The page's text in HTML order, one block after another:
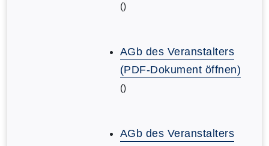
()
AGb des Veranstalters
(PDF-Dokument öffnen)
()
AGb des Veranstalters